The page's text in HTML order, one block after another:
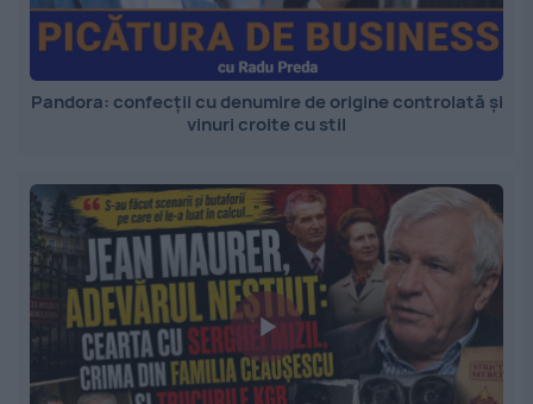
Pandora: confecții cu denumire de origine controlată și
vinuri croite cu stil